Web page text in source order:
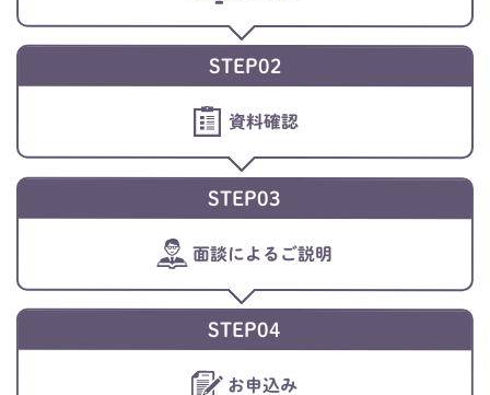
STEP02
資料確認
STEP03
面談によるご説明
STEP04
お申込み